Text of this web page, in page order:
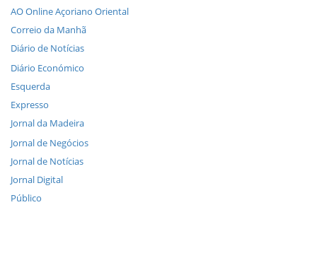
AO Online Açoriano Oriental
Correio da Manhã
Diário de Notícias
Diário Económico
Esquerda
Expresso
Jornal da Madeira
Jornal de Negócios
Jornal de Notícias
Jornal Digital
Público